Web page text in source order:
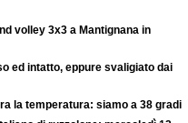
volley 3x3 a Mantignana in
ed intatto, eppure svaligiato dai
la temperatura: siamo a 38 gradi